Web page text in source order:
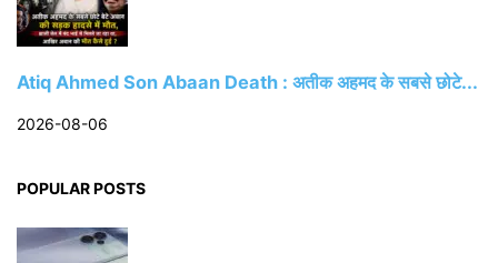
Atiq Ahmed Son Abaan Death : अतीक अहमद के सबसे छोटे...
2026-08-06
POPULAR POSTS